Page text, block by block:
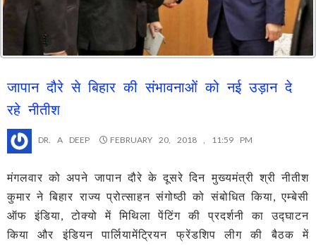
जापान दौरे से बिहार की संभावनाओं को नई उड़ान दे
रहे नीतीश
DR. A DEEP FEBRUARY 20, 2018 , 11:59 PM
मंगलवार को अपने जापान दौरे के दूसरे दिन मुख्यमंत्री श्री नीतीश
कुमार ने बिहार राज्य प्रोत्साहन संगोष्ठी को संबोधित किया, एम्बेसी
ऑफ इंडिया, टोक्यो में मिथिला पेंटिंग की प्रदर्शनी का उद्घाटन
किया और इंडियन पार्लियामेंट्रियन फ्रेंडशिप लीग की बैठक में